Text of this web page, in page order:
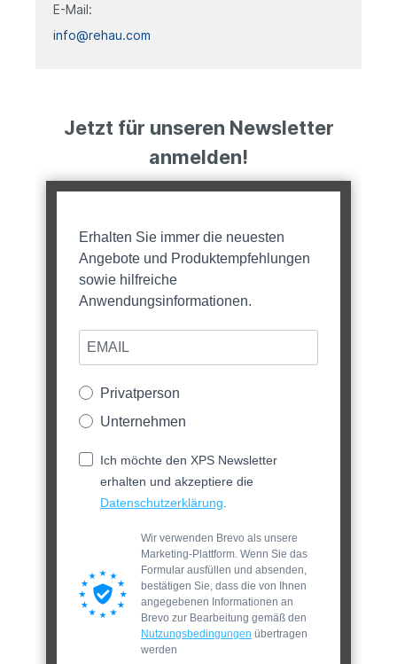
E-Mail:
info@rehau.com
Jetzt für unseren Newsletter
anmelden!
Erhalten Sie immer die neuesten
Angebote und Produktempfehlungen
sowie hilfreiche
Anwendungsinformationen.
Privatperson
Unternehmen
Ich möchte den XPS Newsletter
erhalten und akzeptiere die
Datenschutzerklärung
Wir verwenden Brevo als unsere
Marketing-Plattform. Wenn Sie das
Formular ausfüllen und absenden,
bestätigen Sie, dass die von Ihnen
angegebenen Informationen an
Brevo zur Bearbeitung gemäß den
Nutzungsbedingungen übertragen
werden